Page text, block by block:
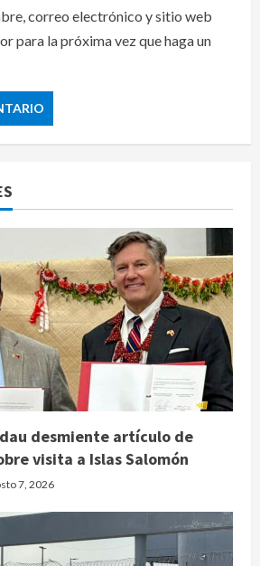
correo electrónico y sitio web
para la próxima vez que haga un
desmiente artículo de
visita a Islas Salomón
7, 2026